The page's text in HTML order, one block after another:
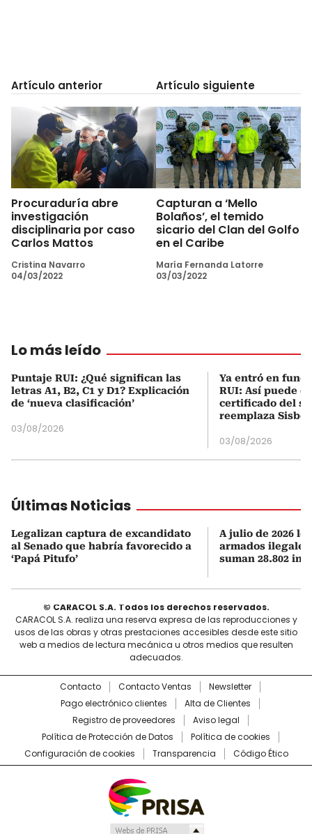
Artículo anterior
Procuraduría abre
investigación
disciplinaria por caso
Carlos Mattos
Cristina Navarro
04/03/2022
Artículo siguiente
Capturan a ‘Mello
Bolaños’, el temido
sicario del Clan del Golfo
en el Caribe
María Fernanda Latorre
03/03/2022
Lo más leído
Puntaje RUI: ¿Qué significan las
letras A1, B2, C1 y D1? Explicación
de ‘nueva clasificación’
03/08/2026
Ya entró en
RUI: Así puede
certificado del
reemplaza
03/08/2026
Últimas Noticias
Legalizan captura de excandidato
al Senado que habría favorecido a
‘Papá Pitufo’
A julio de 2026
armados ilegales
suman 28.802
© CARACOL S.A. Todos los derechos reservados.
CARACOL S.A. realiza una reserva expresa de las reproducciones y
usos de las obras y otras prestaciones accesibles desde este sitio
web a medios de lectura mecánica u otros medios que resulten
adecuados.
Contacto Contacto Ventas
Newsletter
Pago electrónico clientes
Alta de Clientes
Registro de proveedores
Aviso legal
Política de Protección de Datos
Política de cookies
Configuración de cookies
Transparencia Código Ético